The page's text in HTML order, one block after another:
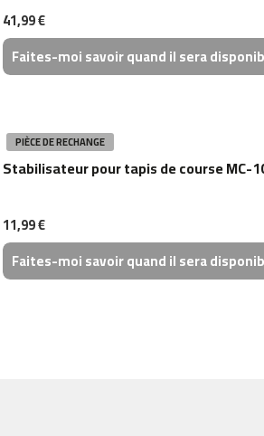
300
velos
elliptiques
Recambios
Padel
41,99 €
Faites-moi savoir quand il sera
PIÈCE DE RECHANGE
Stabilisateur pour tapis de course MC-
11,99 €
Faites-moi savoir quand il sera